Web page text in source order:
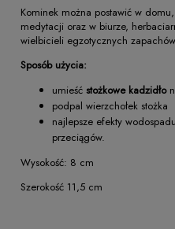
Kominek można postawić w
medytacji oraz w biurze,
wielbicieli egzotycznych
Sposób użycia:
umieść stożkowe kadzidło
podpal wierzchołek stożka
najlepsze efekty
przeciągów.
Wysokość: 8 cm
Szerokość 11,5 cm